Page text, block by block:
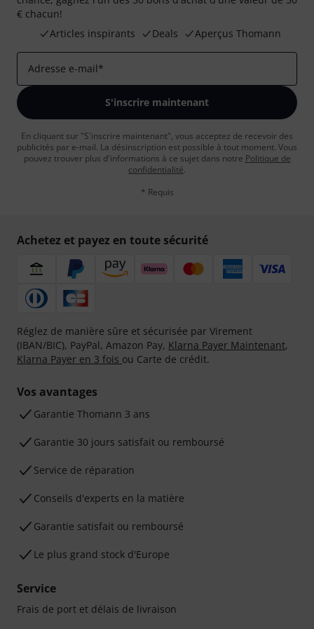
€ chacun!
Articles inspirants
Deals Aperçus Thomann
Adresse e-mail*
S'inscrire maintenant
En cliquant sur "S'inscrire maintenant", vous acceptez de recevoir des
publicités par e-mail. La désinscription est possible à tout moment. Vous
pouvez trouver plus d'informations à ce sujet dans notre Politique de
confidentialité.
* Requis
Achetez et payez en toute sécurité
Réglez de manière sûre et sécurisée par Virement
(IBAN/BIC), PayPal, Amazon Pay, Klarna Payer Maintenant,
Klarna Payer en 3 fois ou Carte de crédit.
Vos avantages
Ga­ran­tie Thomann 3 ans
Garantie 30 jours satisfait ou remboursé
Service de réparation
Conseils d'experts en la matière
Garantie satisfait ou remboursé
Le plus grand stock d'Europe
Service
Frais de port et délais de livraison